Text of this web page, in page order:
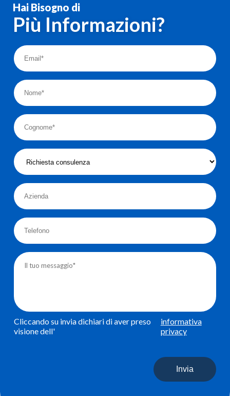
Hai Bisogno di
Più Informazioni?
Cliccando su invia dichiari di aver preso
visione dell'
informativa
privacy
Invia